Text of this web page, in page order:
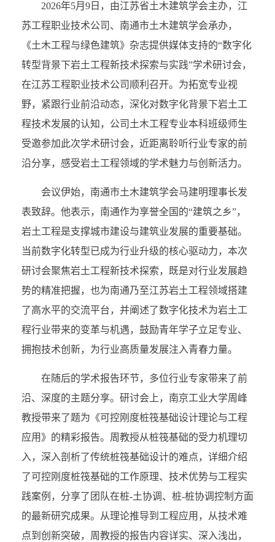
2026年5月9日，由江苏省土木建筑学会主办，江
苏工程职业技术公司、南通市土木建筑学会承办，
《土木工程与绿色建筑》杂志提供媒体支持的“数字化
转型背景下岩土工程新技术探索与实践”学术研讨会，
在江苏工程职业技术公司顺利召开。为拓宽专业视
野，紧跟行业前沿动态，深化对数字化背景下岩土工
程技术发展的认知，公司土木工程专业本科班级师生
受邀参加此次学术研讨会，近距离聆听行业专家的前
沿分享，感受岩土工程领域的学术魅力与创新活力。
会议伊始，南通市土木建筑学会马建明理事长发
表致辞。他表示，南通作为享誉全国的“建筑之乡”，
岩土工程是支撑城市建设与建筑业发展的重要基础。
当前数字化转型已成为行业升级的核心驱动力，本次
研讨会聚焦岩土工程新技术探索，既是对行业发展趋
势的精准把握，也为南通乃至江苏岩土工程领域搭建
了高水平的交流平台，并阐述了数字化技术为岩土工
程行业带来的变革与机遇，鼓励青年学子立足专业、
拥抱技术创新，为行业高质量发展注入青春力量。
在随后的学术报告环节，多位行业专家带来了前
沿、深度的主题分享。研讨会上，南京工业大学周峰
教授带来了题为《可控刚度桩筏基础设计理论与工程
应用》的精彩报告。周教授从桩筏基础的受力机理切
入，深入剖析了传统桩筏基础设计的难点，详细介绍
了可控刚度桩筏基础的工作原理、技术优势与工程实
践案例，分享了团队在桩-土协调、桩-桩协调控制方面
的最新研究成果。从理论推导到工程应用，从技术难
点到创新突破，周教授的报告内容详实、深入浅出，